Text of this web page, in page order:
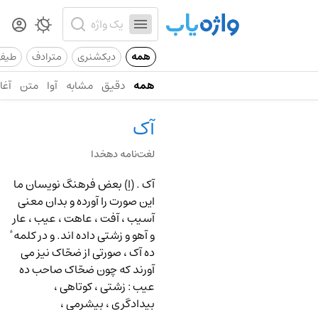
همه دیکشنری مترادف
همه دقیق مشابه آوا متن
آک
لغت‌نامه دهخدا
آک .(اِ) بعض فرهنگ نویسان ما
این صورت را آورده و بدان معنی
آسیب ، آفت ، عاهت ، عیب ، عار
و آهو و زشتی داده اند. و در کلمه ٔ
ده آک ، صورتی از ضحّاک نیز می
آورند که چون ضحّاک صاحب ده
عیب : زشتی ، کوتاهی ،
بیدادگری ، بیشرمی ،